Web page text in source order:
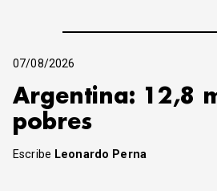
07/08/2026
Argentina: 12,8
pobres
Escribe Leonardo Perna